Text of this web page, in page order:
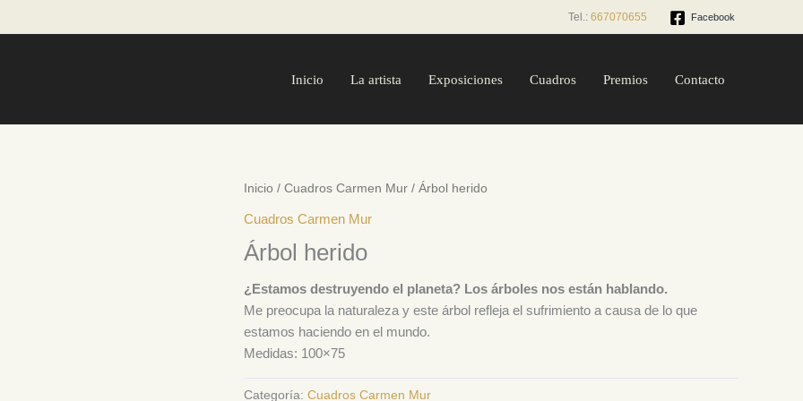
Tel.:667070655 Facebook
Inicio La artista Exposiciones Cuadros Premios Contacto
Inicio / Cuadros Carmen Mur / Árbol herido
Cuadros Carmen Mur
Árbol herido
¿Estamos destruyendo el planeta? Los árboles nos están hablando.
Me preocupa la naturaleza y este árbol refleja el sufrimiento a causa de lo que
estamos haciendo en el mundo.
Medidas: 100×75
Categoría: Cuadros Carmen Mur